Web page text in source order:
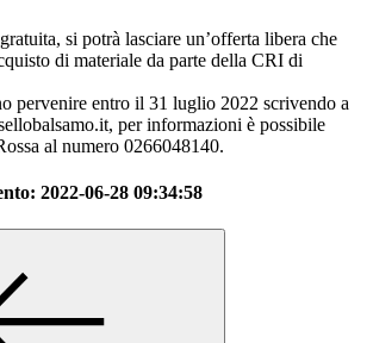
si potrà lasciare un’offerta libera che
di materiale da parte della CRI di
pervenire entro il 31 luglio 2022 scrivendo a
per informazioni è possibile
al numero 0266048140.
2022-06-28 09:34:58